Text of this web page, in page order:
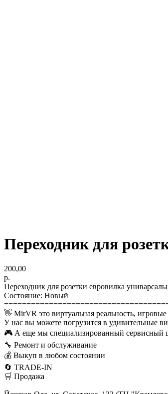
Переходник для
200,00
р.
Переходник для розетки евровилка
Состояние: Новый
👋 MirVR это виртуальная реальность,
У нас вы можете погрузится в удивительные
🎮 А еще мы специализированный сервисный
🔧 Ремонт и обслуживание
💰 Выкуп в любом состоянии
🔄 TRADE-IN
🛒 Продажа